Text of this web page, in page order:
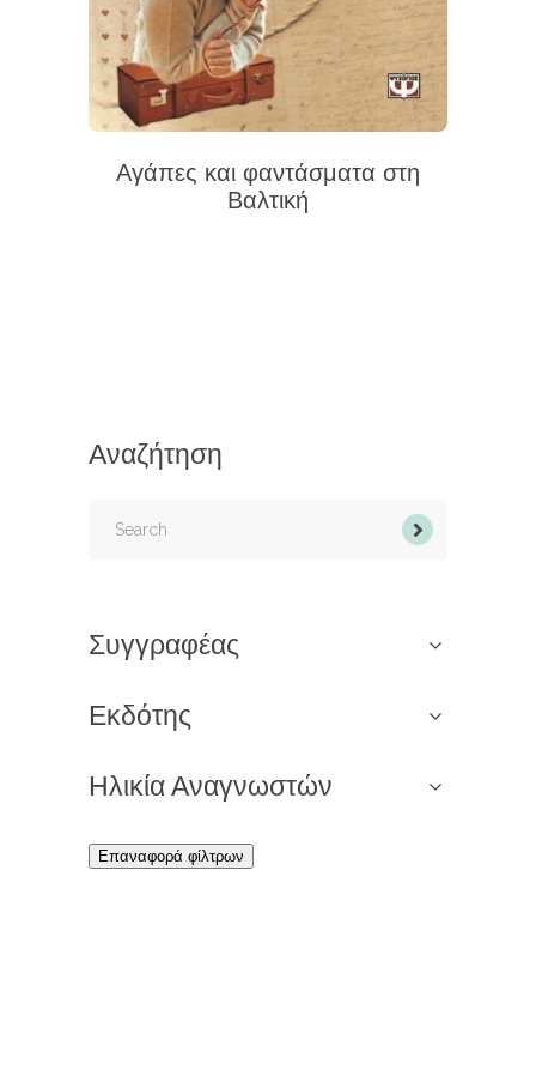
Αγάπες και φαντάσματα στη
Βαλτική
Αναζήτηση
Συγγραφέας
Εκδότης
Ηλικία Αναγνωστών
Επαναφορά φίλτρων